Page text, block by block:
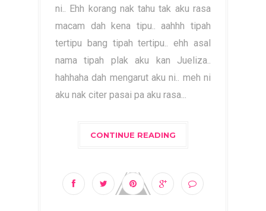
ni.. Ehh korang nak tahu tak aku rasa
macam dah kena tipu.. aahhh tipah
tertipu bang tipah tertipu.. ehh asal
nama tipah plak aku kan Jueliza..
hahhaha dah mengarut aku ni.. meh ni
aku nak citer pasai pa aku rasa...
CONTINUE READING